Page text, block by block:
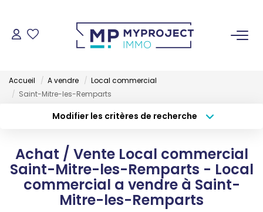
ESTIMER
GESTION LOCATIVE
Accueil A vendre
Local commercial
Saint-Mitre-les-Remparts
Modifier les critères de recherche
Sélectionnez...
Type de bien
Surface min
Budget max Plus de critères
Achat / Vente Local commercial
Saint-Mitre-les-Remparts - Local
commercial a vendre à Saint-
Mitre-les-Remparts